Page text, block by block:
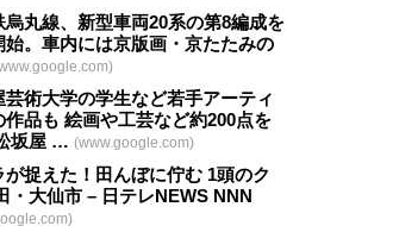
烏丸線、新型車両20系の第8編成を
始。車内には京版画・京たたみの
芸術大学の学生など若手アーティ
作品も 絵画や工芸など約200点を
坂屋 … (www.google.com)
が捉えた！田んぼに佇む 1頭のク
・大仙市 – 日テレNEWS NNN